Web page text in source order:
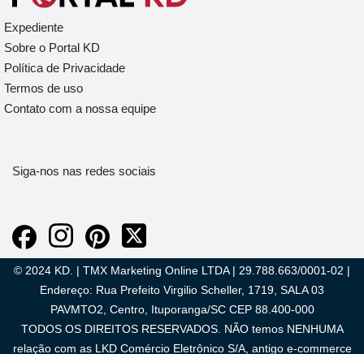
Expediente
Sobre o Portal KD
Política de Privacidade
Termos de uso
Contato com a nossa equipe
Siga-nos nas redes sociais
© 2024 KD. | TMX Marketing Online LTDA | 29.788.663/0001-02 |
Endereço: Rua Prefeito Virgilio Scheller, 1719, SALA 03
PAVMTO2, Centro, Ituporanga/SC CEP 88.400-000
TODOS OS DIREITOS RESERVADOS. NÃO temos NENHUMA
relação com as LKD Comércio Eletrônico S/A, antigo e-commerce